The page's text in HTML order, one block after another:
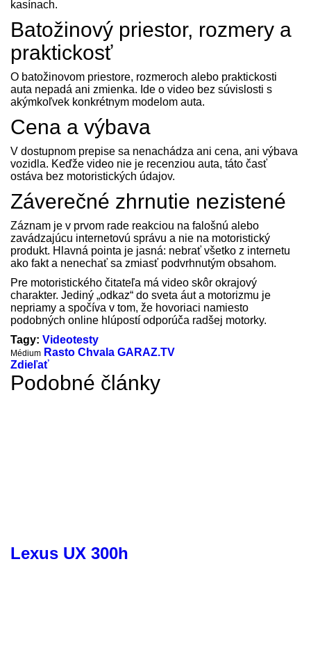
kasínach.
Batožinový priestor, rozmery a
praktickosť
O batožinovom priestore, rozmeroch alebo praktickosti
auta nepadá ani zmienka. Ide o video bez súvislosti s
akýmkoľvek konkrétnym modelom auta.
Cena a výbava
V dostupnom prepise sa nenachádza ani cena, ani výbava
vozidla. Keďže video nie je recenziou auta, táto časť
ostáva bez motoristických údajov.
Záverečné zhrnutie nezistené
Záznam je v prvom rade reakciou na falošnú alebo
zavádzajúcu internetovú správu a nie na motoristický
produkt. Hlavná pointa je jasná: nebrať všetko z internetu
ako fakt a nenechať sa zmiasť podvrhnutým obsahom.
Pre motoristického čitateľa má video skôr okrajový
charakter. Jediný „odkaz“ do sveta áut a motorizmu je
nepriamy a spočíva v tom, že hovoriaci namiesto
podobných online hlúpostí odporúča radšej motorky.
Tagy: Videotesty
Médium Rasto Chvala GARAZ.TV
Zdieľať
Podobné články
Lexus UX 300h